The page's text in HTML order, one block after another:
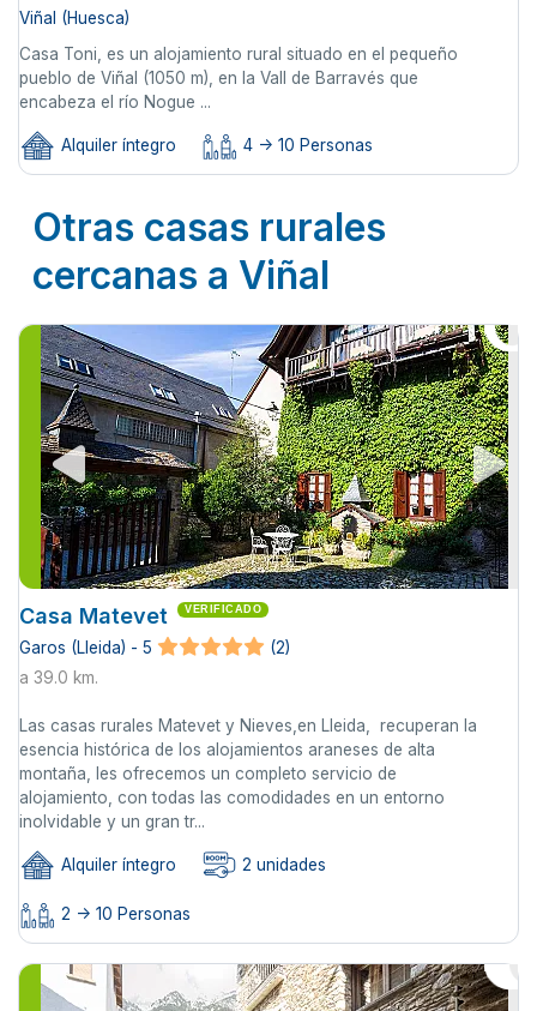
Viñal (Huesca)
Casa Toni, es un alojamiento rural situado en el pequeño
pueblo de Viñal (1050 m), en la Vall de Barravés que
encabeza el río Nogue ...
Alquiler íntegro 4 -> 10 Personas
Otras casas rurales
cercanas a Viñal
Casa Matevet VERIFICADO
Garos (Lleida) - 5
(2)
a 39.0 km.
Las casas rurales Matevet y Nieves,en Lleida, recuperan la
esencia histórica de los alojamientos araneses de alta
montaña, les ofrecemos un completo servicio de
alojamiento, con todas las comodidades en un entorno
inolvidable y un gran tr...
Alquiler íntegro 2 unidades
2 -> 10 Personas